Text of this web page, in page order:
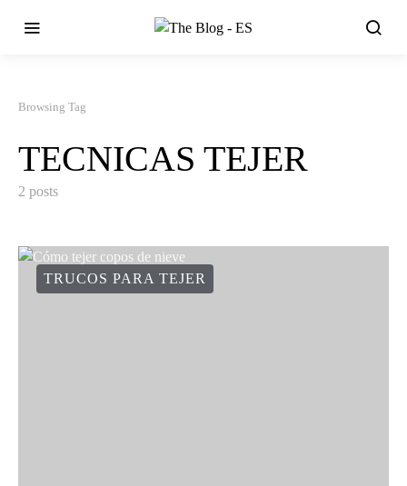
Browsing Tag
TECNICAS TEJER
2 posts
TRUCOS PARA TEJER